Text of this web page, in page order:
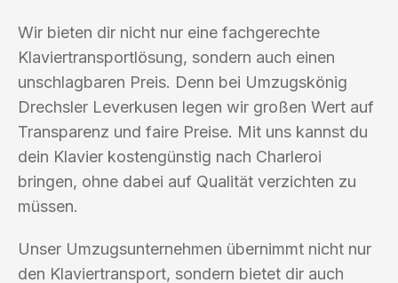
Wir bieten dir nicht nur eine fachgerechte
Klaviertransportlösung, sondern auch einen
unschlagbaren Preis. Denn bei Umzugskönig
Drechsler Leverkusen legen wir großen Wert auf
Transparenz und faire Preise. Mit uns kannst du
dein Klavier kostengünstig nach Charleroi
bringen, ohne dabei auf Qualität verzichten zu
müssen.
Unser Umzugsunternehmen übernimmt nicht nur
den Klaviertransport, sondern bietet dir auch